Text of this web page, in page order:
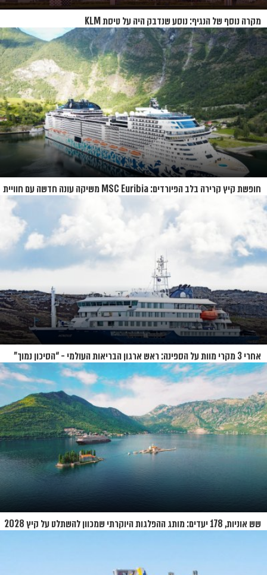
מקרה נוסף של הנגיף: נוסע שנדבק היה על טיסת KLM
חופשת קיץ קרירה בלב הפיורדים: MSC Euribia משיקה עונה חדשה עם חוויית
קרוז רחבת היקף
אחרי 3 מקרי מוות על הספינה: ראש ארגון הבריאות העולמי - “הסיכון נמוך”
שש אוניות, 178 יעדים: מותג ההפלגות היוקרתי שמכוון להשתלט על קיץ 2028